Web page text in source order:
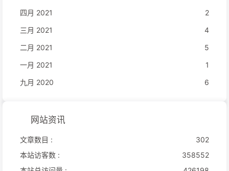
四月 2021
2
三月 2021
4
二月 2021
5
一月 2021
1
九月 2020
6
网站资讯
文章数目 :
302
本站访客数 :
358552